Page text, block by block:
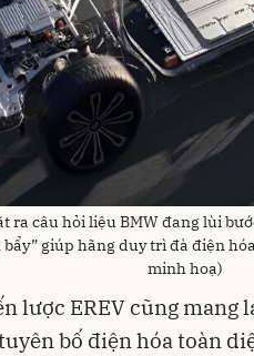
ra câu hỏi liệu BMW đang lùi
giúp hãng duy trì đà điện
minh hoạ)
lược EREV cũng mang
bố điện hóa toàn